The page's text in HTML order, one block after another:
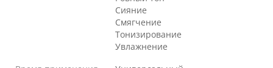
Сияние
Смягчение
Тонизирование
Увлажнение